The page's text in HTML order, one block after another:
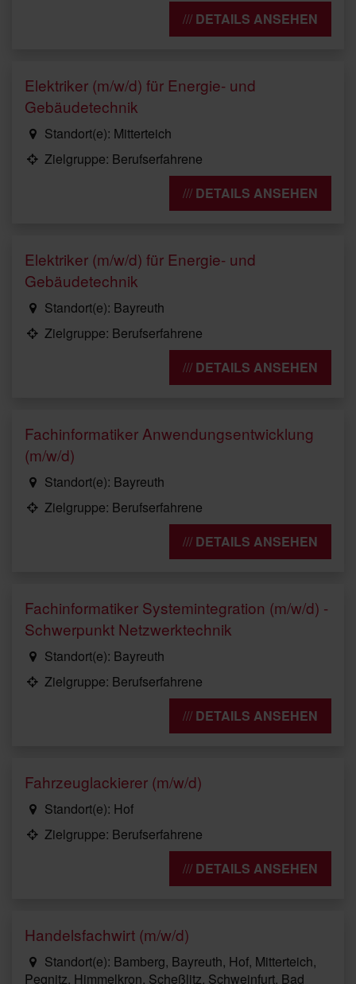
DETAILS ANSEHEN
Elektriker (m/w/d) für Energie- und
Gebäudetechnik
Standort(e): Mitterteich
Zielgruppe: Berufserfahrene
DETAILS ANSEHEN
Elektriker (m/w/d) für Energie- und
Gebäudetechnik
Standort(e): Bayreuth
Zielgruppe: Berufserfahrene
DETAILS ANSEHEN
Fachinformatiker Anwendungsentwicklung
(m/w/d)
Standort(e): Bayreuth
Zielgruppe: Berufserfahrene
DETAILS ANSEHEN
Fachinformatiker Systemintegration (m/w/d) -
Schwerpunkt Netzwerktechnik
Standort(e): Bayreuth
Zielgruppe: Berufserfahrene
DETAILS ANSEHEN
Fahrzeuglackierer (m/w/d)
Standort(e): Hof
Zielgruppe: Berufserfahrene
DETAILS ANSEHEN
Handelsfachwirt (m/w/d)
Standort(e): Bamberg, Bayreuth, Hof, Mitterteich,
Pegnitz, Himmelkron, Scheßlitz, Schweinfurt, Bad